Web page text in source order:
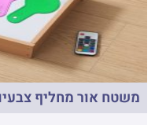
משטח אור מחליף